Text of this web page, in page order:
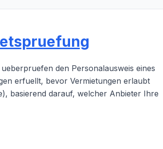
den Personalausweis eines
erfuellt, bevor Vermietungen erlaubt
basierend darauf, welcher Anbieter Ihre